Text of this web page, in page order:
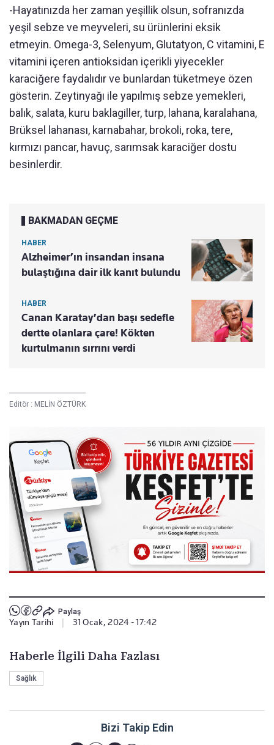
-Hayatınızda her zaman yeşillik olsun, sofranızda
yeşil sebze ve meyveleri, su ürünlerini eksik
etmeyin. Omega-3, Selenyum, Glutatyon, C vitamini, E
vitamini içeren antioksidan içerikli yiyecekler
karaciğere faydalıdır ve bunlardan tüketmeye özen
gösterin. Zeytinyağı ile yapılmış sebze yemekleri,
balık, salata, kuru baklagiller, turp, lahana, karalahana,
Brüksel lahanası, karnabahar, brokoli, roka, tere,
kırmızı pancar, havuç, sarımsak karaciğer dostu
besinlerdir.
BAKMADAN GEÇME
HABER
Alzheimer’ın insandan insana
bulaştığına dair ilk kanıt bulundu
HABER
Canan Karatay’dan başı sedefle
dertte olanlara çare! Kökten
kurtulmanın sırrını verdi
Editör : MELİN ÖZTÜRK
Paylaş
Yayın Tarihi 31 Ocak, 2024 - 17:42
Haberle İlgili Daha Fazlası
Sağlık
Bizi Takip Edin